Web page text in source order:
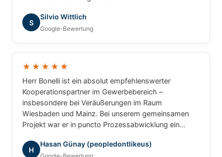
Anliegen und das sehr gute Verständnis für die
besonderen Anforderungen. Wir haben uns während
des gesamten Prozesses bestens betreut gefühlt
und können Herrn Bonelli uneingeschränkt
weiterempfehlen. Vielen Dank für die hervorragende
S
Silvio Wittlich
Google-Bewertung
★★★★★
Herr Bonelli ist ein absolut empfehlenswerter
Kooperationspartner im Gewerbebereich –
insbesondere bei Veräußerungen im Raum
Wiesbaden und Mainz. Bei unserem gemeinsamen
Projekt war er in puncto Prozessabwicklung ein
ergebnisorientiert. Für gewerbliche Transaktionen
H
Hasan Günay (peopledontlikeus)